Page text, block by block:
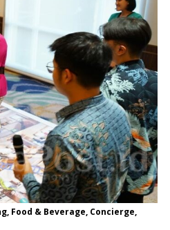
Food & Beverage, Concierge,